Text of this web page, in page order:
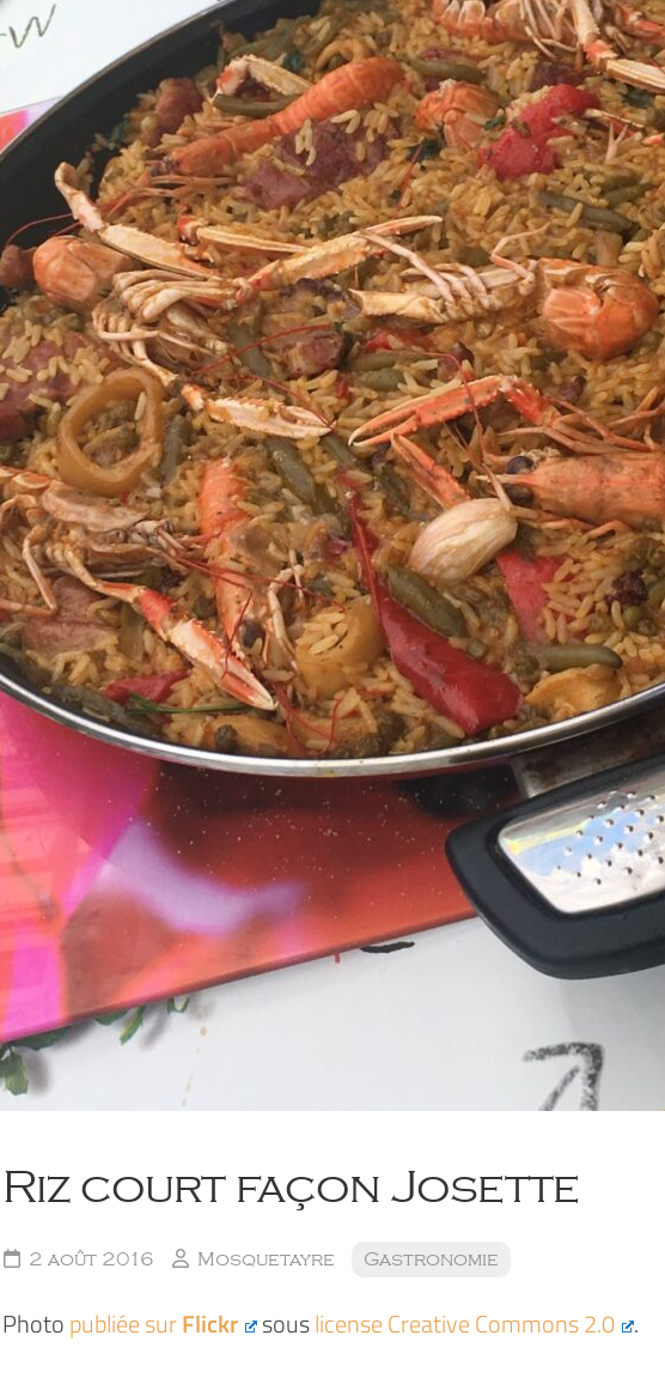
Riz court façon Josette
2 août 2016 Mosquetayre Gastronomie
Photopubliée surFlickr souslicense Creative Commons 2.0 .